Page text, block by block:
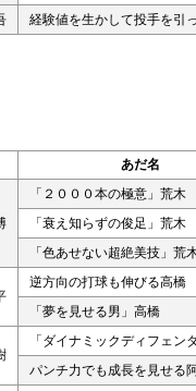
経験値を生かして投手を引
あだ名
「２０００本の極意」荒木
「衰え知らずの俊足」荒木
「色あせない超絶美技」荒
逆方向の打球も伸びる高橋
「夢を見せる男」高橋
「ダイナミックディフェン
パンチ力でも成長を見せる